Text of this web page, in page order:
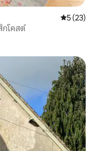
คะแนนเฉลี่
5 (23)
กโคสต์